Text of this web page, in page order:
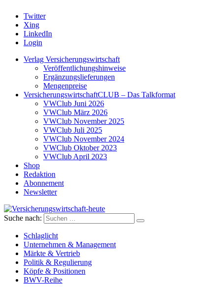
Twitter
Xing
LinkedIn
Login
Verlag Versicherungswirtschaft
Veröffentlichungshinweise
Ergänzungslieferungen
Mengenpreise
VersicherungswirtschaftCLUB – Das Talkformat
VWClub Juni 2026
VWClub März 2026
VWClub November 2025
VWClub Juli 2025
VWClub November 2024
VWClub Oktober 2023
VWClub April 2023
Shop
Redaktion
Abonnement
Newsletter
Versicherungswirtschaft-heute
Suche nach:
Schlaglicht
Unternehmen & Management
Märkte & Vertrieb
Politik & Regulierung
Köpfe & Positionen
BWV-Reihe